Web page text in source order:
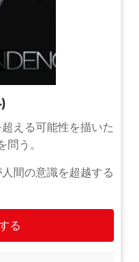
える可能性を描いた
う。
間の意識を超越する
る